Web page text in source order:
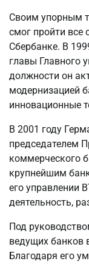
Своим упорным
смог пройти все
Сбербанке. В
главы Главного
должности он
модернизацией
инновационные
В 2001 году
председателем
коммерческого
крупнейшим
его управлении
деятельность,
Под
ведущих банков
Благодаря его